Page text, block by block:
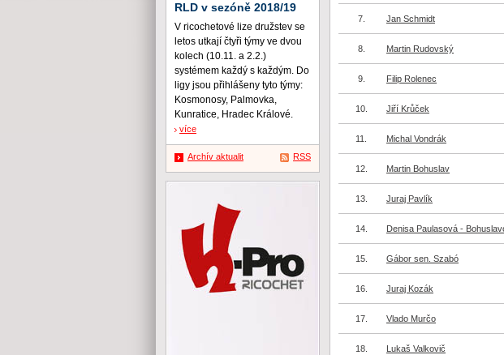
7. Jan Schmidt
8. Martin Rudovský
9. Filip Rolenec
10. Jiří Krůček
11. Michal Vondrák
12. Martin Bohuslav
13. Juraj Pavlík
14. Denisa Paulasová -
15. Gábor sen. Szabó
16. Juraj Kozák
17. Vlado Murčo
18. Lukaš Valkovič
RLD v sezóně 2018/19
V ricochetové lize družstev se
letos utkají čtyři týmy ve dvou
kolech (10.11. a 2.2.)
systémem každý s každým. Do
ligy jsou přihlášeny tyto týmy:
Kosmonosy, Palmovka,
Kunratice, Hradec Králové.
více
Archív aktualit RSS